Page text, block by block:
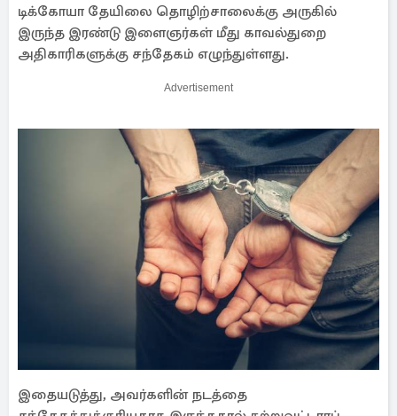
டிக்கோயா தேயிலை தொழிற்சாலைக்கு அருகில்
இருந்த இரண்டு இளைஞர்கள் மீது காவல்துறை
அதிகாரிகளுக்கு சந்தேகம் எழுந்துள்ளது.
Advertisement
இதையடுத்து, அவர்களின் நடத்தை